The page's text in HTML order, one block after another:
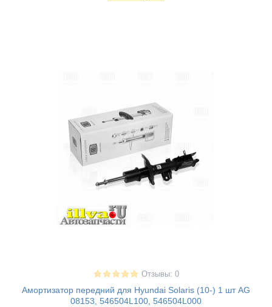
Отзывы: 0
Амортизатор передний для Hyundai Solaris (10-) 1 шт AG
08153, 546504L100, 546504L000